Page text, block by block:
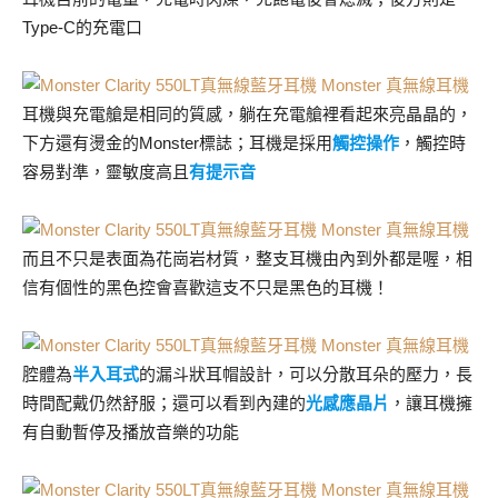
Type-C的充電口
耳機與充電艙是相同的質感，躺在充電艙裡看起來亮晶晶的，
下方還有燙金的Monster標誌；耳機是採用觸控操作 ，觸控時
容易對準，靈敏度高且 有提示音
而且不只是表面為花崗岩材質，整支耳機由內到外都是喔，相
信有個性的黑色控會喜歡這支不只是黑色的耳機！
腔體為半入耳式的漏斗狀耳帽設計，可以分散耳朵的壓力，長
時間配戴仍然舒服；還可以看到內建的光感應晶片 ，讓耳機擁
有自動暫停及播放音樂的功能